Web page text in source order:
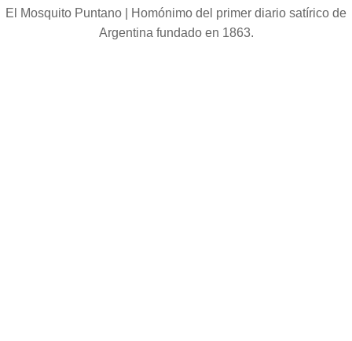
El Mosquito Puntano |
Homónimo del primer diario satírico de
Argentina fundado en 1863.